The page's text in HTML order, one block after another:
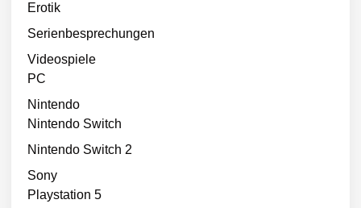
Erotik
Serienbesprechungen
Videospiele
PC
Nintendo
Nintendo Switch
Nintendo Switch 2
Sony
Playstation 5